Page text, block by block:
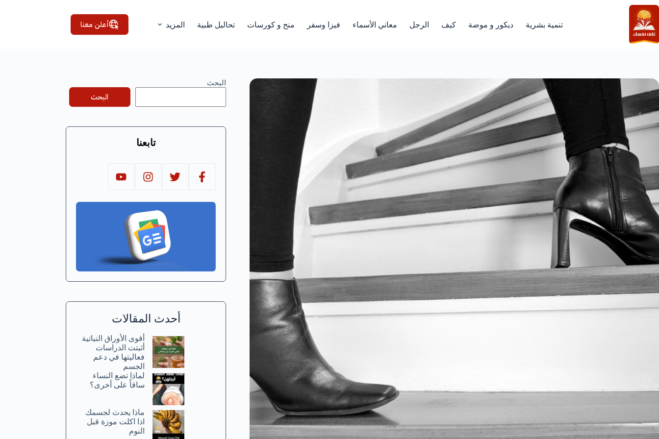
التجاوز
إلى
المحتوى
تنمية بشرية ديكور و موضة كيف الرجل معاني الأسماء فيزا وسفر منح و كورسات تحاليل طبية المزيد أعلن معنا
البحث
البحث
تابعنا
أحدث المقالات
أقوى الأوراق النباتية
أثبتت الدراسات
فعاليتها في دعم
الجسم
لماذا تضع النساء
ساقاً على أخرى؟
ماذا يحدث لجسمك
اذا اكلت موزة قبل
النوم